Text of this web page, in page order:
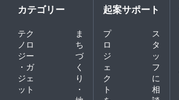
カテゴリー
テク
ノロ
ジー
・ガ
ジェ
ット
ま
ち
づ
く
り
・
起案サポート
プ
ロ
ジ
ェ
ク
ト
ス
タ
ッ
フ
に
相